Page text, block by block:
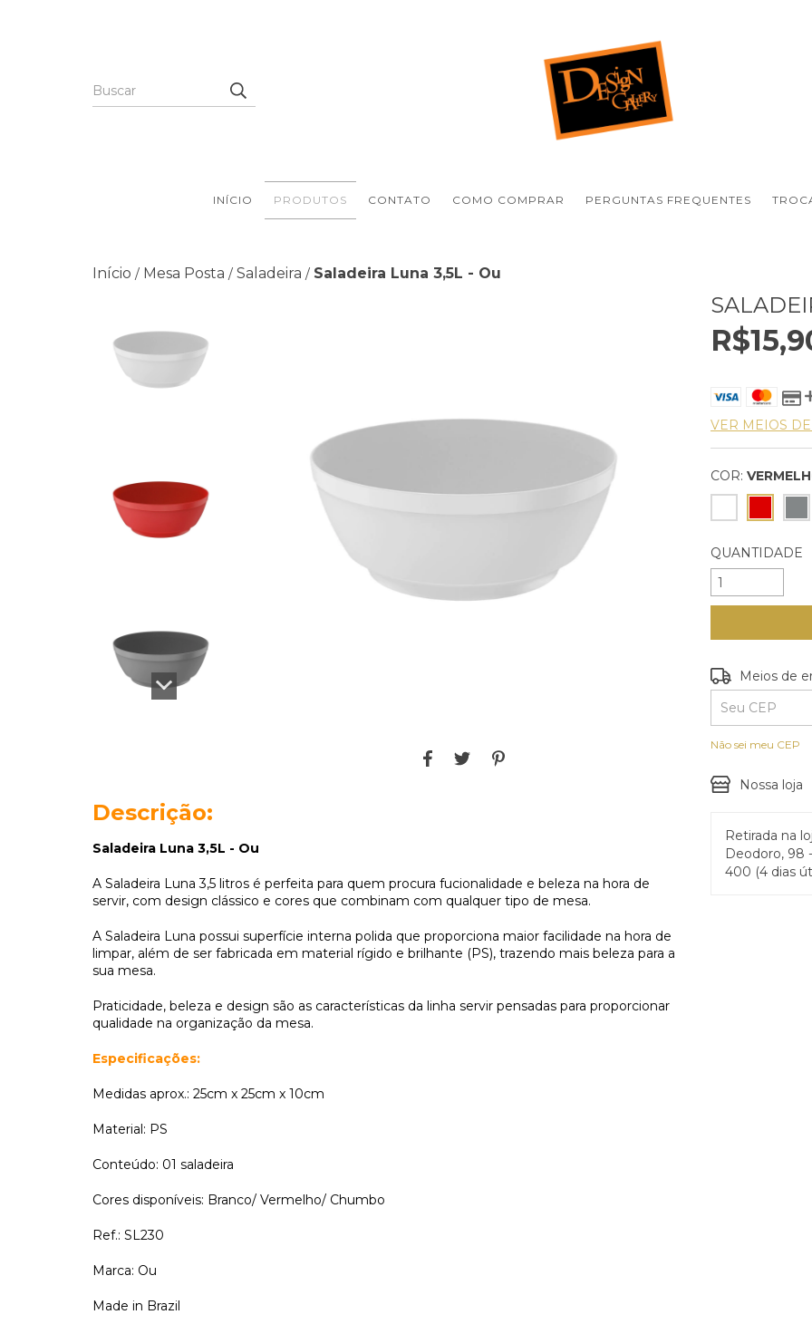
INÍCIO PRODUTOS CONTATO COMO COMPRAR PERGUNTAS FREQUENTES
Início / Mesa Posta / Saladeira / Saladeira Luna 3,5L - Ou
Descrição:
Saladeira Luna 3,5L - Ou
A Saladeira Luna 3,5 litros é perfeita para quem procura fucionalidade e beleza na hora de
servir, com design clássico e cores que combinam com qualquer tipo de mesa.
A Saladeira Luna possui superfície interna polida que proporciona maior facilidade na hora de
limpar, além de ser fabricada em material rígido e brilhante (PS), trazendo mais beleza para a
sua mesa.
Praticidade, beleza e design são as características da linha servir pensadas para proporcionar
qualidade na organização da mesa.
Especificações:
Medidas aprox.: 25cm x 25cm x 10cm
Material: PS
Conteúdo: 01 saladeira
Cores disponíveis: Branco/ Vermelho/ Chumbo
Ref.: SL230
Marca: Ou
Made in Brazil
VER MEIOS
COR:
QUANTIDADE
Entregas para o
Meios de
Não sei meu CEP
Nossa loja
Retirada na
Deodoro, 98
400 (4 dias